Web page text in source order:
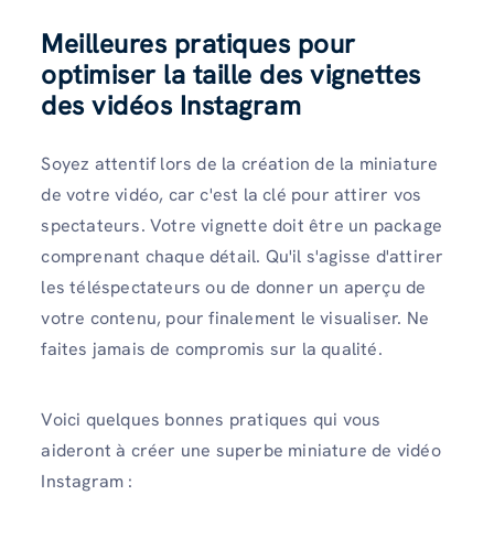
Meilleures pratiques pour
optimiser la taille des vignettes
des vidéos Instagram
Soyez attentif lors de la création de la miniature
de votre vidéo, car c'est la clé pour attirer vos
spectateurs. Votre vignette doit être un package
comprenant chaque détail. Qu'il s'agisse d'attirer
les téléspectateurs ou de donner un aperçu de
votre contenu, pour finalement le visualiser. Ne
faites jamais de compromis sur la qualité.
Voici quelques bonnes pratiques qui vous
aideront à créer une superbe miniature de vidéo
Instagram :